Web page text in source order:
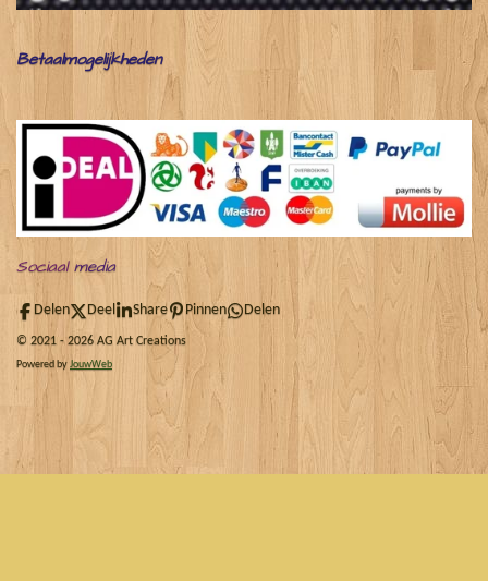
Betaalmogelijkheden
Sociaalmedia
Delen Deel Share Pinnen Delen
© 2021 - 2026 AG Art Creations
Powered byJouwWeb